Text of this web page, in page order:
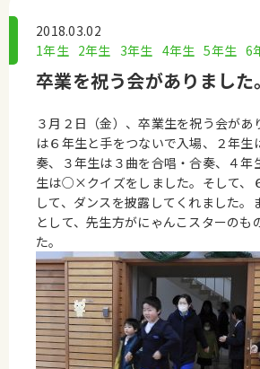
2018.03.02
1年生 2年生 3年生 4年生 5年生 6
卒業を祝う会がありました。
３月２日（金）、卒業生を祝う会があ
は６年生と手をつないで入場、２年生
奏、３年生は３曲を合唱・合奏、４年
生は○×クイズをしました。そして、
して、ダンスを披露してくれました。
として、先生方がにゃんこスターのも
た。